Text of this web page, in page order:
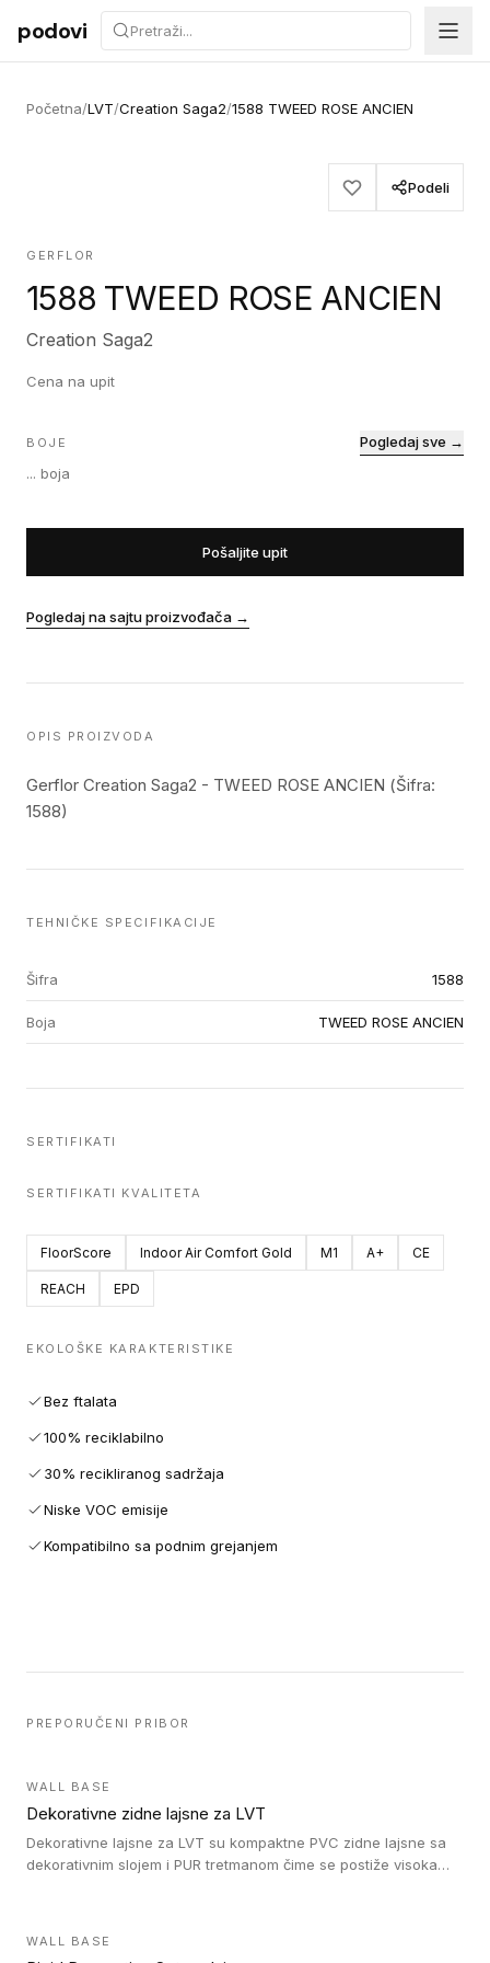
Preskoči na sadržaj
podovi
Početna/LVT/Creation Saga2/1588 TWEED ROSE ANCIEN
Podeli
GERFLOR
1588 TWEED ROSE ANCIEN
Creation Saga2
Cena na upit
BOJE
... boja
Pogledaj sve →
Pošaljite upit
Pogledaj na sajtu proizvođača →
OPIS PROIZVODA
Gerflor Creation Saga2 - TWEED ROSE ANCIEN (Šifra:
1588)
TEHNIČKE SPECIFIKACIJE
Šifra 1588
Boja TWEED ROSE ANCIEN
SERTIFIKATI
SERTIFIKATI KVALITETA
FloorScore Indoor Air Comfort Gold M1 A+ CE
REACH EPD
EKOLOŠKE KARAKTERISTIKE
Bez ftalata
100% reciklabilno
30% recikliranog sadržaja
Niske VOC emisije
Kompatibilno sa podnim grejanjem
PREPORUČENI PRIBOR
WALL BASE
Dekorativne zidne lajsne za LVT
Dekorativne lajsne za LVT su kompaktne PVC zidne lajsne sa
dekorativnim slojem i PUR tretmanom čime se postiže visoka
WALL BASE